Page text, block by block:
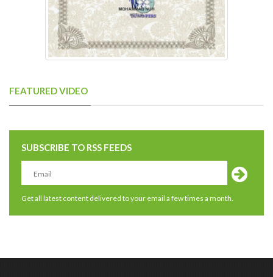
FEATURED VIDEO
SUBSCRIBE TO RSS FEEDS
Get all latest content delivered to your email a few times a month.